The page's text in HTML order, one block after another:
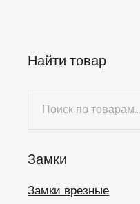
Найти товар
Замки
Замки врезные